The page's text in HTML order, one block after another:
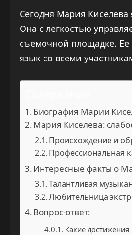
Сегодня Мария Киселева
Она с легкостью
съемочной площадке. Ее
язык со всеми
Биография Марии
Мария Киселева:
Происхождение и
Профессиональная
Интересные факты о
Талантливая
Любительница
Вопрос-ответ:
Какие